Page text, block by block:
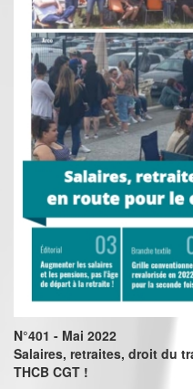
N°401 - Mai 2022
Salaires, retraites, droit du
THCB CGT !